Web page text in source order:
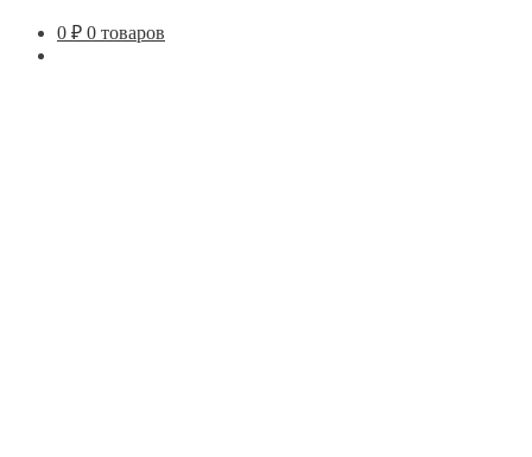
0 ₽ 0 товаров